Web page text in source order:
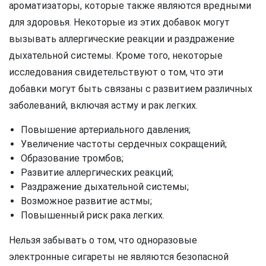
ароматизаторы, которые также являются вредными
для здоровья. Некоторые из этих добавок могут
вызывать аллергические реакции и раздражение
дыхательной системы. Кроме того, некоторые
исследования свидетельствуют о том, что эти
добавки могут быть связаны с развитием различных
заболеваний, включая астму и рак легких.
Повышение артериального давления;
Увеличение частоты сердечных сокращений;
Образование тромбов;
Развитие аллергических реакций;
Раздражение дыхательной системы;
Возможное развитие астмы;
Повышенный риск рака легких.
Нельзя забывать о том, что одноразовые
электронные сигареты не являются безопасной